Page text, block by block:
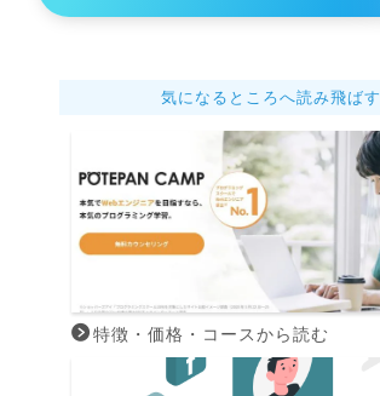
気になるところへ読み飛ばす
特徴・価格・コースから読む